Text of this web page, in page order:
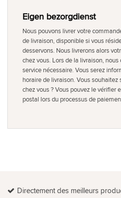
Eigen bezorgdienst
Nous pouvons livrer votre
de livraison, disponible si vous
desservons. Nous livrerons alors
chez vous. Lors de la livraison,
service nécessaire. Vous serez
horaire de livraison. Vous
chez vous ? Vous pouvez le vérifier
postal lors du processus de
Directement des meilleurs